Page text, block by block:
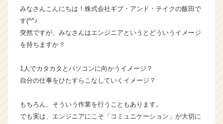
ベ
ャ
長
企
ら
ス
みなさんこんにちは！株式会社ギブ・アンド・テイクの飯田で
す(^^♪
突然ですが、みなさんはエンジニアというとどういうイメージ
を持ちますか？
1人でカタカタとパソコンに向かうイメージ？
自分の仕事をひたすらこなしていくイメージ？
もちろん、そういう作業を行うこともあります。
でも実は、エンジニアにこそ「コミュニケーション」が大切に